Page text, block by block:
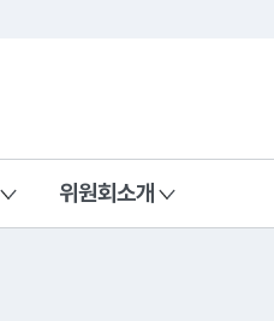
위원회소개